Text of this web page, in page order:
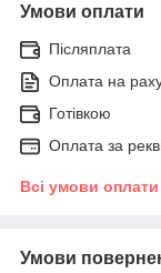
Умови оплати
Післяплата
Оплата на
Готівкою
Оплата за
Всі умови оплати
Умови